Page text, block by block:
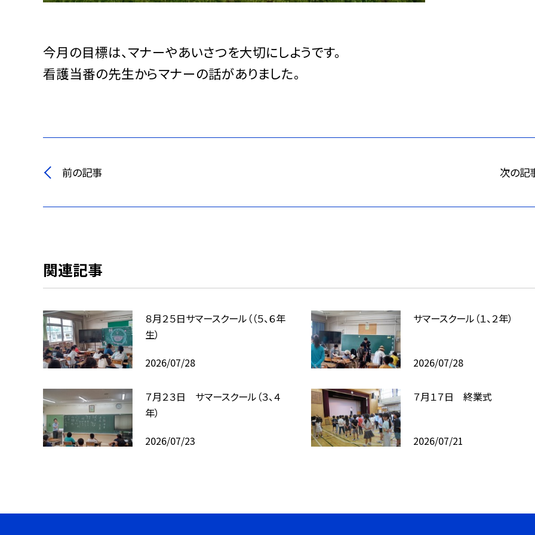
今月の目標は、マナーやあいさつを大切にしようです。
看護当番の先生からマナーの話がありました。
前の記事 次の記
関連記事
８月２５日サマースクール（（５、６年
生）
2026/07/28
サマースクール（１、２年）
2026/07/28
７月２３日 サマースクール（３、４
年）
2026/07/23
７月１７日 終業式
2026/07/21